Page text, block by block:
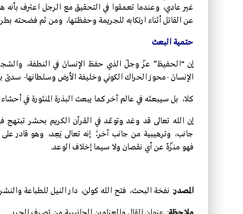
غير عادي، وعندما تعمقوا في التحقيق مع الرجل اعترف بأنه
عن القاتل أثناء ارتكابه للجريمة وحفظتها، ومن ثم فضحته
حتمية البعث
إن “الـحفيظ” عزّ وجلّ الذي حفظ الإنسانَ في النطفة،
الإنسانَ -محورَ الحراك الكوني وخليفة الأرض وسلطانها- سدىً
كلا، بل سيبعثه في عالم آخر كما يبعث البذرة المنثورة في
إن الله تعالى قد وعَد وتوعّد في القرآن الكريم بحشر
جانب، وترهيبية من جانب آخر؛ إنه تعالى يَعِد، وهو قادر على
فهو منزَّهٌ عن أي نقصان ولا سيما إخلاف الوعد.
المصدر: نفخة البحث، فتح الله كولن، دار النيل للطباعة